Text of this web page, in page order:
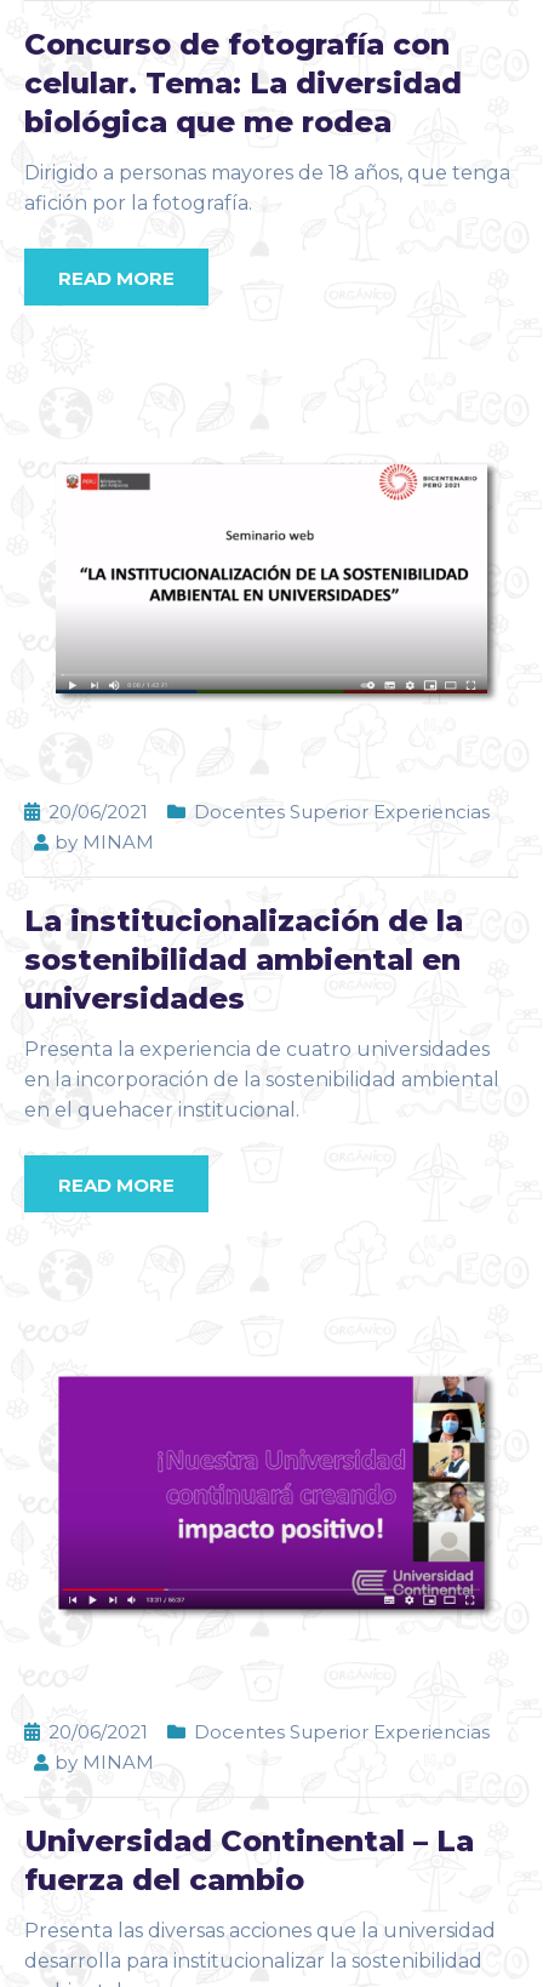
Concurso de fotografía con
celular. Tema: La diversidad
biológica que me rodea
Dirigido a personas mayores de 18 años, que tenga
afición por la fotografía.
READ MORE
20/06/2021
Docentes Superior Experiencias
by MINAM
La institucionalización de la
sostenibilidad ambiental en
universidades
Presenta la experiencia de cuatro universidades
en la incorporación de la sostenibilidad ambiental
en el quehacer institucional.
READ MORE
20/06/2021
Docentes Superior Experiencias
by MINAM
Universidad Continental – La
fuerza del cambio
Presenta las diversas acciones que la universidad
desarrolla para institucionalizar la sostenibilidad